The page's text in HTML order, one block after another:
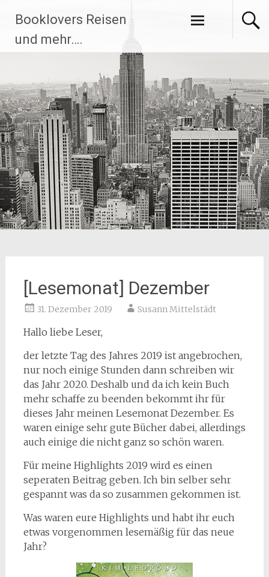
Inhalt
springen
Booklovers Reisen
und mehr….
[Lesemonat] Dezember
31. Dezember 2019 Susann Mittelstädt
Hallo liebe Leser,
der letzte Tag des Jahres 2019 ist angebrochen,
nur noch einige Stunden dann schreiben wir
das Jahr 2020. Deshalb und da ich kein Buch
mehr schaffe zu beenden bekommt ihr für
dieses Jahr meinen Lesemonat Dezember. Es
waren einige sehr gute Bücher dabei, allerdings
auch einige die nicht ganz so schön waren.
Für meine Highlights 2019 wird es einen
seperaten Beitrag geben. Ich bin selber sehr
gespannt was da so zusammen gekommen ist.
Was waren eure Highlights und habt ihr euch
etwas vorgenommen lesemäßig für das neue
Jahr?